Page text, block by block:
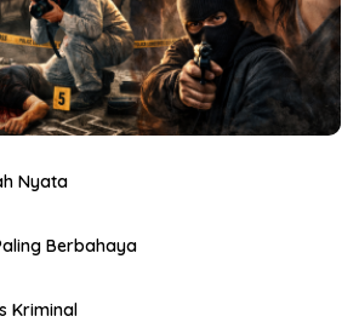
Nyata
Berbahaya
Kriminal